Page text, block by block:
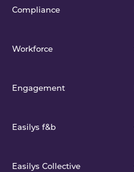
Compliance
Workforce
Engagement
Easilys f&b
Easilys Collective